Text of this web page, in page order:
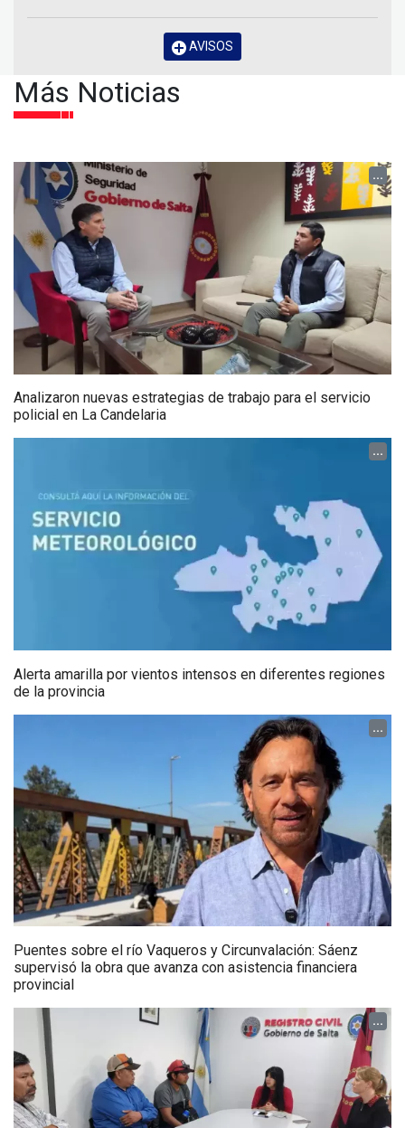
AVISOS
Más Noticias
...
Analizaron nuevas estrategias de trabajo para el servicio
policial en La Candelaria
...
Alerta amarilla por vientos intensos en diferentes regiones
de la provincia
...
Puentes sobre el río Vaqueros y Circunvalación: Sáenz
supervisó la obra que avanza con asistencia financiera
provincial
...